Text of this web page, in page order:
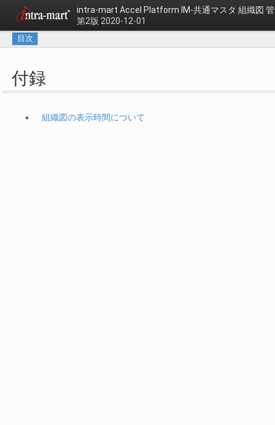
intra-mart Accel Platform IM-共通マスタ 組織図
第2版 2020-12-01
目次
付録
組織図の表示時間について